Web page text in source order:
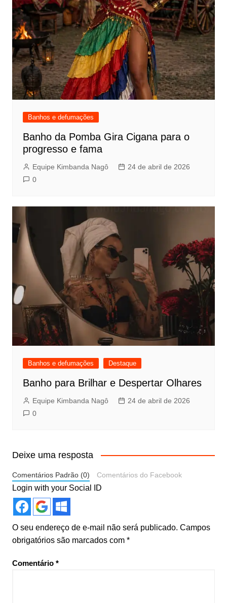
Banhos e defumações
Banho da Pomba Gira Cigana para o
progresso e fama
Equipe Kimbanda Nagô
24 de abril de 2026
0
Banhos e defumações Destaque
Banho para Brilhar e Despertar Olhares
Equipe Kimbanda Nagô
24 de abril de 2026
0
Deixe uma resposta
Comentários Padrão (0) Comentários do Facebook
Login with your Social ID
O seu endereço de e-mail não será publicado. Campos
obrigatórios são marcados com *
Comentário *